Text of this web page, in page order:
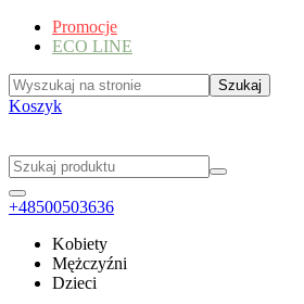
Promocje
ECO LINE
Koszyk
+48500503636
Kobiety
Mężczyźni
Dzieci